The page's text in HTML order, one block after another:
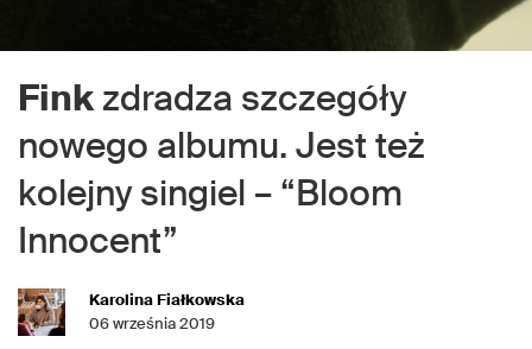
Finkzdradza szczegóły
nowego albumu. Jest też
kolejny singiel – “Bloom
Innocent”
Karolina Fiałkowska
06 września 2019